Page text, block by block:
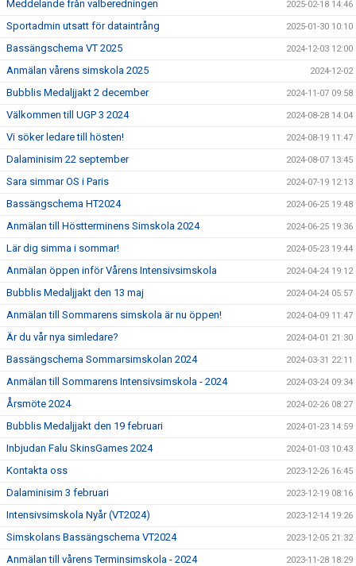
Meddelande från valberedningen 2025-02-18 14:46
Sportadmin utsatt för dataintrång 2025-01-30 10:10
Bassängschema VT 2025 2024-12-03 12:00
Anmälan vårens simskola 2025 2024-12-02
Bubblis Medaljjakt 2 december 2024-11-07 09:58
Välkommen till UGP 3 2024 2024-08-28 14:04
Vi söker ledare till hösten! 2024-08-19 11:47
Dalaminisim 22 september 2024-08-07 13:45
Sara simmar OS i Paris 2024-07-19 12:13
Bassängschema HT2024 2024-06-25 19:48
Anmälan till Höstterminens Simskola 2024 2024-06-25 19:36
Lär dig simma i sommar! 2024-05-23 19:44
Anmälan öppen inför Vårens Intensivsimskola 2024-04-24 19:12
Bubblis Medaljjakt den 13 maj 2024-04-24 05:57
Anmälan till Sommarens simskola är nu öppen! 2024-04-09 11:47
Är du vår nya simledare? 2024-04-01 21:30
Bassängschema Sommarsimskolan 2024 2024-03-31 22:11
Anmälan till Sommarens Intensivsimskola - 2024 2024-03-24 09:34
Årsmöte 2024 2024-02-26 08:27
Bubblis Medaljjakt den 19 februari 2024-01-23 14:59
Inbjudan Falu SkinsGames 2024 2024-01-03 10:43
Kontakta oss 2023-12-26 16:45
Dalaminisim 3 februari 2023-12-19 08:16
Intensivsimskola Nyår (VT2024) 2023-12-14 19:26
Simskolans Bassängschema VT2024 2023-12-05 21:32
Anmälan till vårens Terminsimskola - 2024 2023-11-28 18:29